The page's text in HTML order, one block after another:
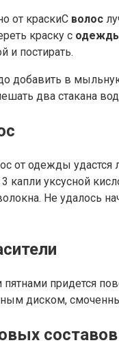
С волос
краску с
и постирать.
добавить в
два стакана
от одежды
капли уксусной
Не удалось
придется
диском,
составов